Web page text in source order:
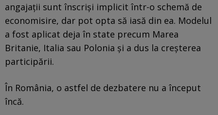
angajații sunt înscriși implicit într-o schemă de
economisire, dar pot opta să iasă din ea. Modelul
a fost aplicat deja în state precum Marea
Britanie, Italia sau Polonia și a dus la creșterea
participării.
În România, o astfel de dezbatere nu a început
încă.